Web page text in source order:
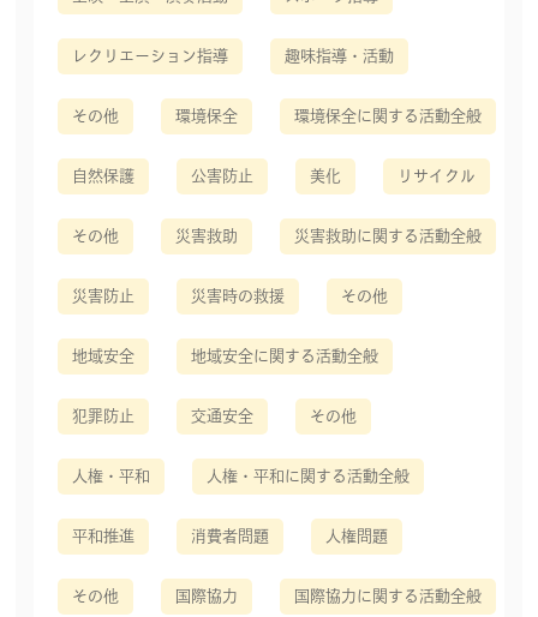
レクリエーション指導 趣味指導・活動
その他 環境保全 環境保全に関する活動全般
自然保護 公害防止 美化 リサイクル
その他 災害救助 災害救助に関する活動全般
災害防止 災害時の救援 その他
地域安全 地域安全に関する活動全般
犯罪防止 交通安全 その他
人権・平和 人権・平和に関する活動全般
平和推進 消費者問題 人権問題
その他 国際協力 国際協力に関する活動全般